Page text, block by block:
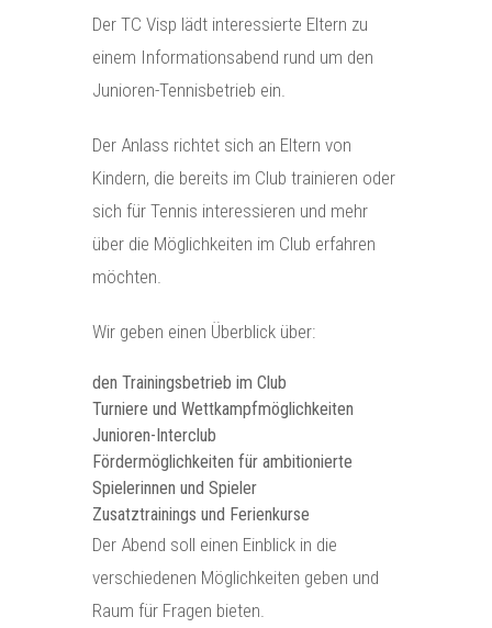
Der TC Visp lädt interessierte Eltern zu
einem Informationsabend rund um den
Junioren-Tennisbetrieb ein.
Der Anlass richtet sich an Eltern von
Kindern, die bereits im Club trainieren oder
sich für Tennis interessieren und mehr
über die Möglichkeiten im Club erfahren
möchten.
Wir geben einen Überblick über:
den Trainingsbetrieb im Club
Turniere und Wettkampfmöglichkeiten
Junioren-Interclub
Fördermöglichkeiten für ambitionierte
Spielerinnen und Spieler
Zusatztrainings und Ferienkurse
Der Abend soll einen Einblick in die
verschiedenen Möglichkeiten geben und
Raum für Fragen bieten.